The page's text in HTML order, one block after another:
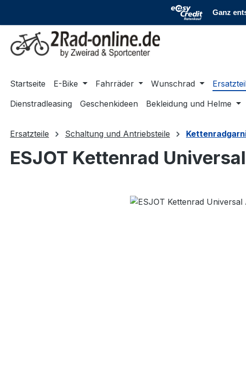
Hauptinhalt springen
Zur Suche springen
Zur Hauptnavigation springen
Startseite E-Bike Fahrräder Wunschrad
Dienstradleasing
Geschenkideen Bekleidung und Helme
Ersatzteile Schaltung und Antriebsteile
ESJOT Kettenrad